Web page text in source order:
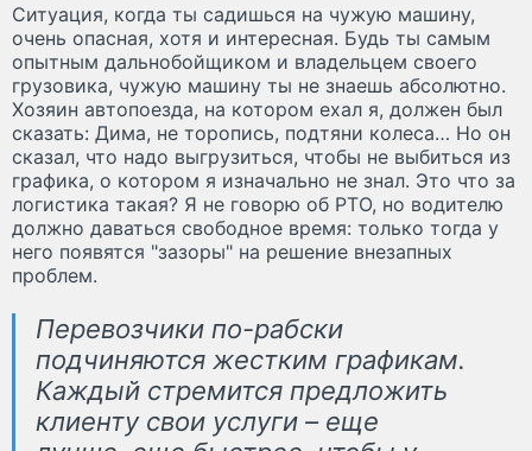
Ситуация, когда ты садишься на чужую машину,
очень опасная, хотя и интересная. Будь ты самым
опытным дальнобойщиком и владельцем своего
грузовика, чужую машину ты не знаешь абсолютно.
Хозяин автопоезда, на котором ехал я, должен был
сказать: Дима, не торопись, подтяни колеса… Но он
сказал, что надо выгрузиться, чтобы не выбиться из
графика, о котором я изначально не знал. Это что за
логистика такая? Я не говорю об РТО, но водителю
должно даваться свободное время: только тогда у
него появятся "зазоры" на решение внезапных
проблем.
Перевозчики по-рабски
подчиняются жестким графикам.
Каждый стремится предложить
клиенту свои услуги – еще